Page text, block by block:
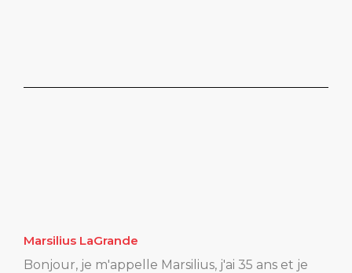
Marsilius LaGrande
Bonjour, je m'appelle Marsilius, j'ai 35 ans et je